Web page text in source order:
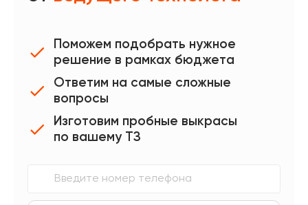
Поможем подобрать нужное
решение в рамках бюджета
Ответим на самые сложные
вопросы
Изготовим пробные выкрасы
по вашему ТЗ